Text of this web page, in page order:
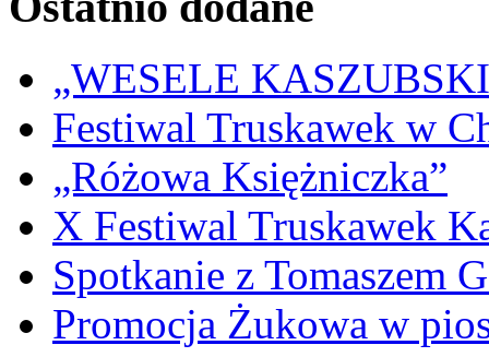
„WESELE
Festiwal Truskawek w
„Różowa Księżniczka”
X Festiwal Truskawek
Spotkanie z Tomaszem
Promocja Żukowa w